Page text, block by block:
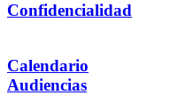
Confidencialidad
Calendario
Audiencias